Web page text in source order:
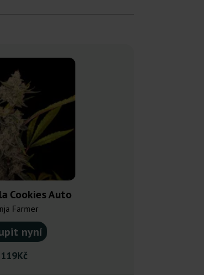
Cookies Auto
Farmer
nyní
119Kč